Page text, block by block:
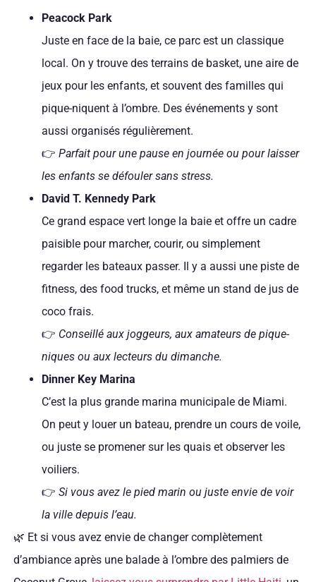
Peacock Park
Juste en face de la baie, ce parc est un classique
local. On y trouve des terrains de basket, une aire de
jeux pour les enfants, et souvent des familles qui
pique-niquent à l’ombre. Des événements y sont
aussi organisés régulièrement.
👉 Parfait pour une pause en journée ou pour laisser
les enfants se défouler sans stress.
David T. Kennedy Park
Ce grand espace vert longe la baie et offre un cadre
paisible pour marcher, courir, ou simplement
regarder les bateaux passer. Il y a aussi une piste de
fitness, des food trucks, et même un stand de jus de
coco frais.
👉 Conseillé aux joggeurs, aux amateurs de pique-
niques ou aux lecteurs du dimanche.
Dinner Key Marina
C’est la plus grande marina municipale de Miami.
On peut y louer un bateau, prendre un cours de voile,
ou juste se promener sur les quais et observer les
voiliers.
👉 Si vous avez le pied marin ou juste envie de voir
la ville depuis l’eau.
🌿 Et si vous avez envie de changer complètement
d’ambiance après une balade à l’ombre des palmiers de